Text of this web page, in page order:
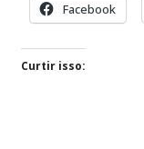
Facebook
Curtir isso: